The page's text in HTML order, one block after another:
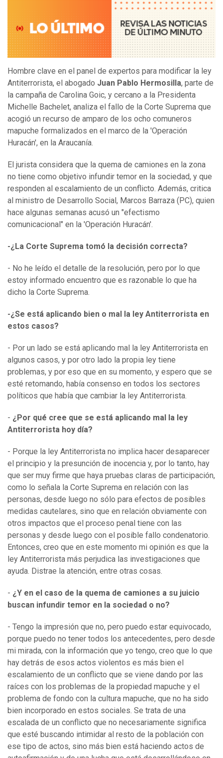
Hombre clave en el panel de expertos para modificar la ley
Antiterrorista, el abogado Juan Pablo Hermosilla, parte de
la campaña de Carolina Goic, y cercano a la Presidenta
Michelle Bachelet, analiza el fallo de la Corte Suprema que
acogió un recurso de amparo de los ocho comuneros
mapuche formalizados en el marco de la 'Operación
Huracán', en la Araucanía.
El jurista considera que la quema de camiones en la zona
no tiene como objetivo infundir temor en la sociedad, y que
responden al escalamiento de un conflicto. Además, critica
al ministro de Desarrollo Social, Marcos Barraza (PC), quien
hace algunas semanas acusó un "efectismo
comunicacional" en la 'Operación Huracán'.
-¿La Corte Suprema tomó la decisión correcta?
- No he leído el detalle de la resolución, pero por lo que
estoy informado encuentro que es razonable lo que ha
dicho la Corte Suprema.
-¿Se está aplicando bien o mal la ley Antiterrorista en
estos casos?
- Por un lado se está aplicando mal la ley Antiterrorista en
algunos casos, y por otro lado la propia ley tiene
problemas, y por eso que en su momento, y espero que se
esté retomando, había consenso en todos los sectores
políticos que había que cambiar la ley Antiterrorista.
- ¿Por qué cree que se está aplicando mal la ley
Antiterrorista hoy día?
- Porque la ley Antiterrorista no implica hacer desaparecer
el principio y la presunción de inocencia y, por lo tanto, hay
que ser muy firme que haya pruebas claras de participación,
como lo señala la Corte Suprema en relación con las
personas, desde luego no sólo para efectos de posibles
medidas cautelares, sino que en relación obviamente con
otros impactos que el proceso penal tiene con las
personas y desde luego con el posible fallo condenatorio.
Entonces, creo que en este momento mi opinión es que la
ley Antiterrorista más perjudica las investigaciones que
ayuda. Distrae la atención, entre otras cosas.
- ¿Y en el caso de la quema de camiones a su juicio
buscan infundir temor en la sociedad o no?
- Tengo la impresión que no, pero puedo estar equivocado,
porque puedo no tener todos los antecedentes, pero desde
mi mirada, con la información que yo tengo, creo que lo que
hay detrás de esos actos violentos es más bien el
escalamiento de un conflicto que se viene dando por las
raíces con los problemas de la propiedad mapuche y el
problema de fondo con la cultura mapuche, que no ha sido
bien incorporado en estos sociales. Se trata de una
escalada de un conflicto que no necesariamente significa
que esté buscando intimidar al resto de la población con
ese tipo de actos, sino más bien está haciendo actos de